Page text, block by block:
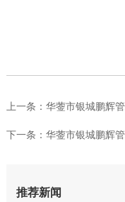
上一条： 华蓥市银城鹏辉管理
下一条： 华蓥市银城鹏辉管理
推荐新闻